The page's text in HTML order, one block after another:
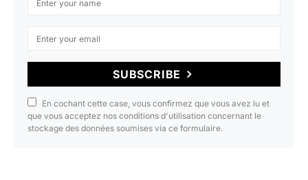
SUBSCRIBE
En cochant cette case, vous confirmez que vous avez lu et
que vous acceptez nos conditions d'utilisation concernant le
stockage des données soumises via ce formulaire.